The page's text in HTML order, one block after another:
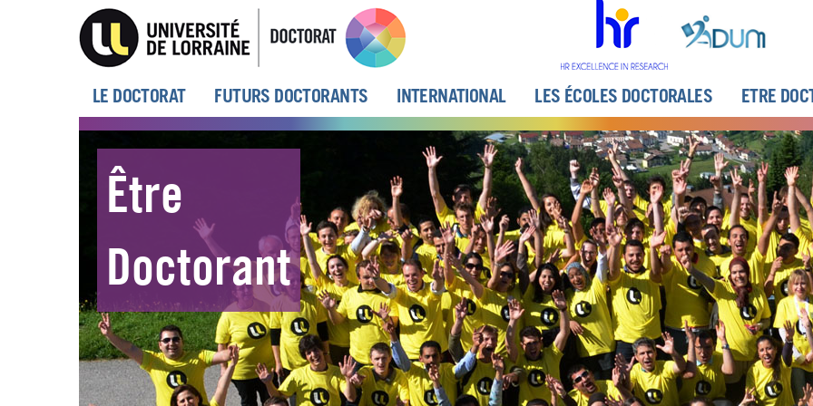
MENU
PRINCIPAL
LE DOCTORAT FUTURS DOCTORANTS INTERNATIONAL LES ÉCOLES DOCTORALES ETRE
Être
Doctorant